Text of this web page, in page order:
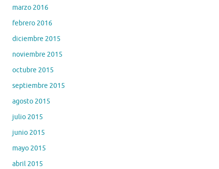
marzo 2016
febrero 2016
diciembre 2015
noviembre 2015
octubre 2015
septiembre 2015
agosto 2015
julio 2015
junio 2015
mayo 2015
abril 2015